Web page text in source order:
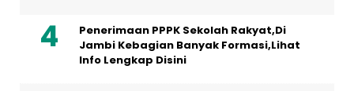
Penerimaan PPPK Sekolah Rakyat,Di
Jambi Kebagian Banyak Formasi,Lihat
Info Lengkap Disini